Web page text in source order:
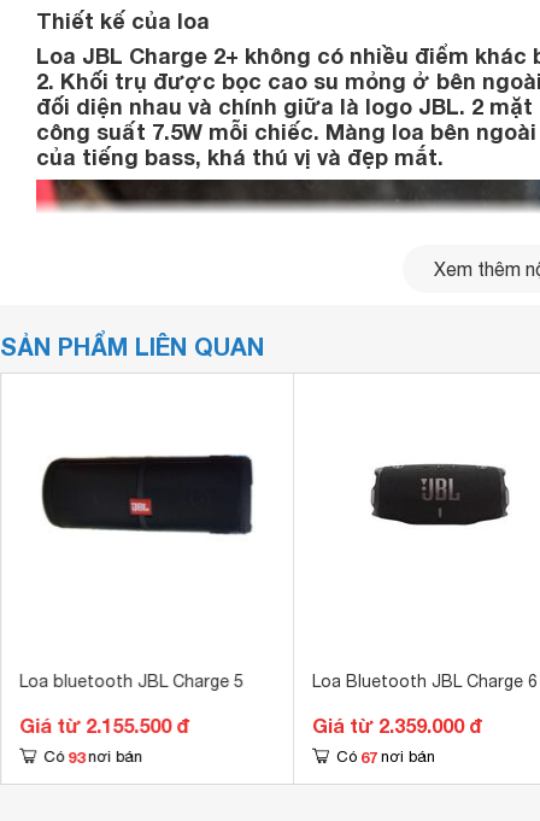
Thiết kế của loa
Loa JBL Charge 2+ không có nhiều điểm
2. Khối trụ được bọc cao su mỏng ở bên
đối diện nhau và chính giữa là logo JBL. 2
công suất 7.5W mỗi chiếc. Màng loa bên
của tiếng bass, khá thú vị và đẹp mắt.
Xem thêm
SẢN PHẨM LIÊN QUAN
Loa bluetooth JBL Charge 5
Giá từ 2.155.500 đ
Có 93 nơi bán
Loa Bluetooth JBL Charge 6
Giá từ 2.359.000 đ
Có 67 nơi bán